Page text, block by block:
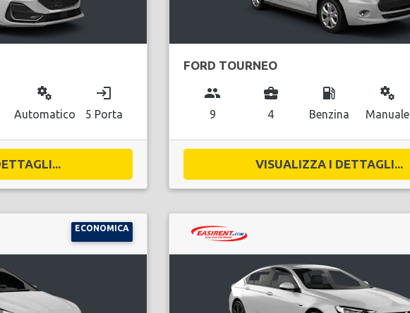
miscellaneous_services
Automatico
login
5 Porta
FORD TOURNEO
group
9
business_center
4
local_gas_station
Benzina
miscellaneous_services
Manuale
VISUALIZZA I DETTAGLI...
ECONOMICA